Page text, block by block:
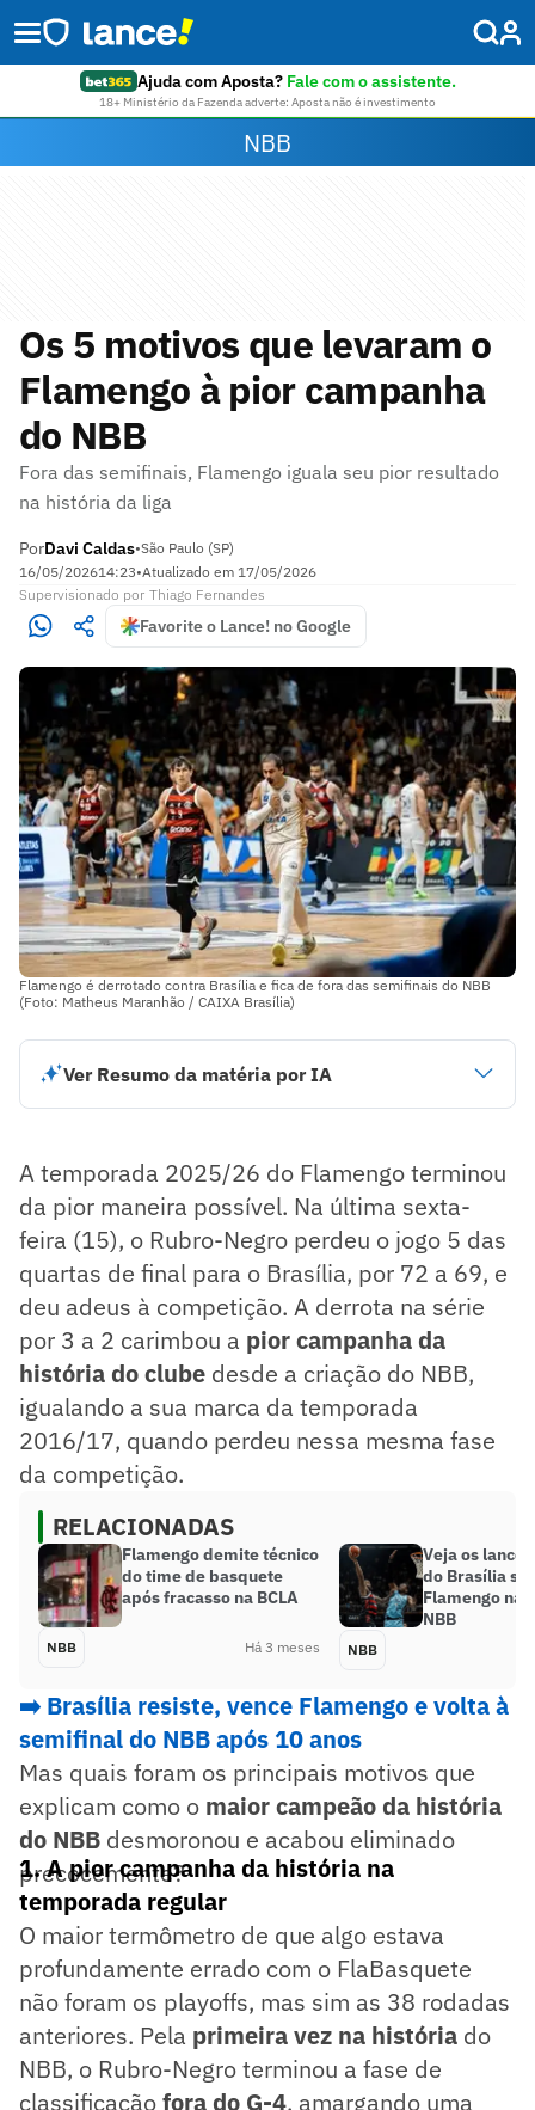
Ajuda com Aposta? Fale com o assistente.
18+ Ministério da Fazenda adverte: Aposta não é investimento
NBB
Os 5 motivos que levaram o
Flamengo à pior campanha
do NBB
Fora das semifinais, Flamengo iguala seu pior resultado
na história da liga
PorDavi Caldas•São Paulo (SP)
16/05/202614:23•Atualizado em 17/05/2026
Supervisionado por Thiago Fernandes
Favorite o Lance! no Google
Flamengo é derrotado contra Brasília e fica de fora das semifinais do NBB
(Foto: Matheus Maranhão / CAIXA Brasília)
Ver Resumo da matéria por IA
Na temporada regular, a equipe ficou em 5ª lugar, fora do G-
4 pela primeira vez na história do NBB.
Flamengo acumulou recordes negativos no NBB e
eliminações vexatórias na temporada.
Resumo supervisionado pelo jornalista!
A temporada 2025/26 do Flamengo terminou
da pior maneira possível. Na última sexta-
feira (15), o Rubro-Negro perdeu o jogo 5 das
quartas de final para o Brasília, por 72 a 69, e
deu adeus à competição. A derrota na série
por 3 a 2 carimbou a pior campanha da
história do clube desde a criação do NBB,
igualando a sua marca da temporada
2016/17, quando perdeu nessa mesma fase
da competição.
RELACIONADAS
Flamengo demite técnico
do time de basquete
após fracasso na BCLA
NBB Há 3 meses
Veja os
do Brasília
Flamengo
NBB
NBB
➡️ Brasília resiste, vence Flamengo e volta à
semifinal do NBB após 10 anos
Mas quais foram os principais motivos que
explicam como o maior campeão da história
do NBB desmoronou e acabou eliminado
precocemente?
1. A pior campanha da história na
temporada regular
O maior termômetro de que algo estava
profundamente errado com o FlaBasquete
não foram os playoffs, mas sim as 38 rodadas
anteriores. Pela primeira vez na história do
NBB, o Rubro-Negro terminou a fase de
classificaçãofora do G-4, amargando uma